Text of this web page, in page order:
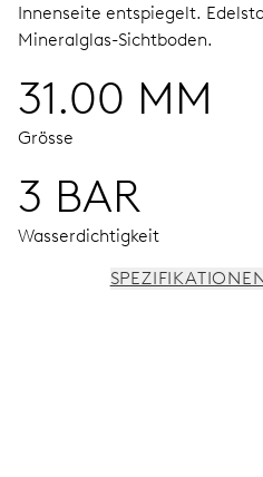
Innenseite entspiegelt.
Mineralglas-Sichtboden.
31.00 MM
Grösse
3 BAR
Wasserdichtigkeit